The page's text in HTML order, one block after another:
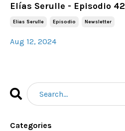
Elías Serulle - Episodio 42
Elias Serulle Episodio Newsletter
Aug 12, 2024
Categories